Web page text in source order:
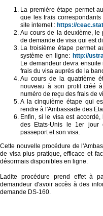
La première étape permet
que les frais
site internet : https://
Au cours de la deuxième, le
de demande de visa qui est
La troisième étape permet
système en ligne: http://
Le demandeur devra
frais du visa auprès de la
Au cours de la quatrième
nouveau à son profil créé
numéro de reçu des frais de
A la cinquième étape qui
rendre à l'Ambassade des
Enfin, si le visa est
des Etats-Unis le 1er jour
passeport et son visa.
Cette nouvelle procédure de
de visa plus pratique, efficace et
désormais disponibles en ligne.
Ladite procédure prend effet à
demandeur d'avoir accès à des
demande DS-160.